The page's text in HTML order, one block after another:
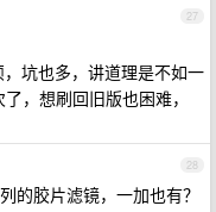
27
坑也多，讲道理是不如一
，想刷回旧版也困难，
28
的胶片滤镜，一加也有？